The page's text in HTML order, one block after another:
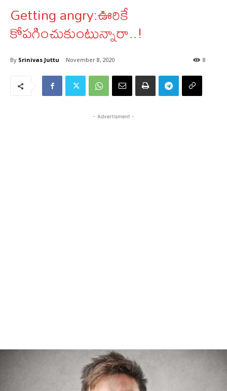
Getting angry:ఊరికే
కోపగించుకుంటున్నారా..!
By Srinivas Juttu November 8, 2020 8
- Advertisment -